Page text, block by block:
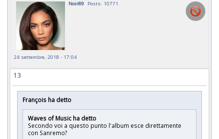
Noir89 Posts: 10771
24 settembre, 2018 - 17:04
13
François ha detto
Waves of Music ha detto
Secondo voi a questo punto l'album esce direttamente
con Sanremo?